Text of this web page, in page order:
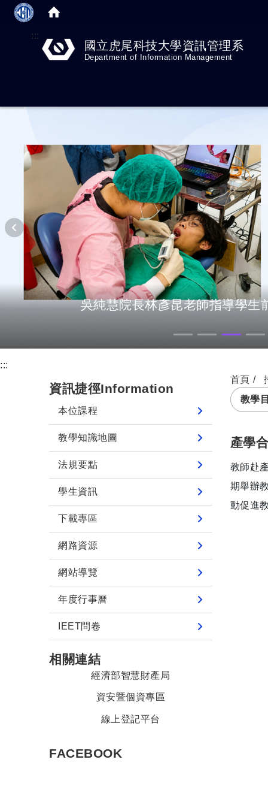
:::
國立虎尾科技大學資訊管理系
Department of Information Management
吳純慧院長林彥昆老師指導學生
:::
資訊捷徑Information
本位課程
教學知識地圖
法規要點
學生資訊
下載專區
網路資源
網站導覽
年度行事曆
IEET問卷
相關連結
經濟部智慧財產局
資安暨個資專區
線上登記平台
FACEBOOK
首頁
教學
產學
教師赴
期舉辦
動促進